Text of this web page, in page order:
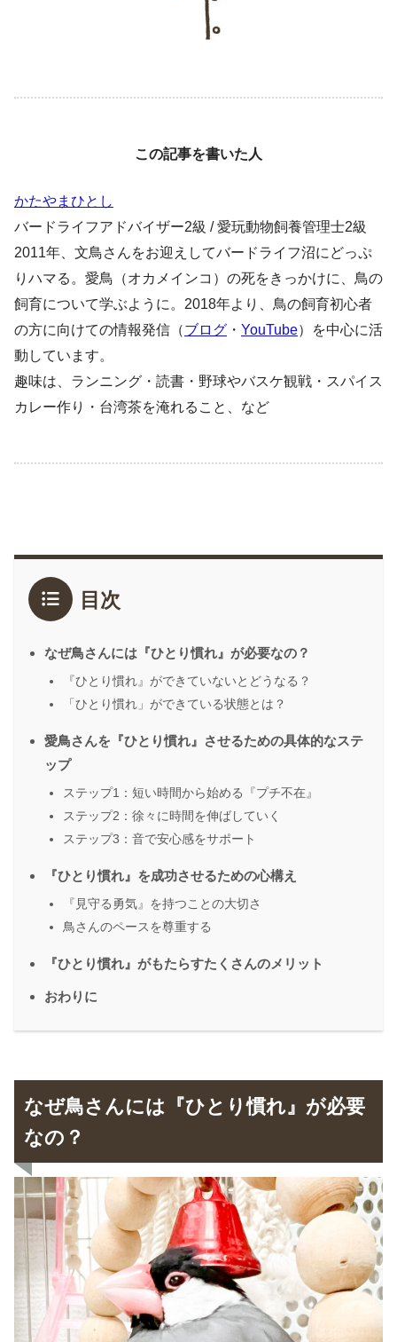
この記事を書いた人
かたやまひとし
バードライフアドバイザー2級 / 愛玩動物飼養管理士2級
2011年、文鳥さんをお迎えしてバードライフ沼にどっぷ
りハマる。愛鳥（オカメインコ）の死をきっかけに、鳥の
飼育について学ぶように。2018年より、鳥の飼育初心者
の方に向けての情報発信（ブログ ・ YouTube）を中心に活
動しています。
趣味は、ランニング・読書・野球やバスケ観戦・スパイス
カレー作り・台湾茶を淹れること、など
目次
なぜ鳥さんには『ひとり慣れ』が必要なの？
『ひとり慣れ』ができていないとどうなる？
「ひとり慣れ」ができている状態とは？
愛鳥さんを『ひとり慣れ』させるための具体的なステ
ップ
ステップ1：短い時間から始める『プチ不在』
ステップ2：徐々に時間を伸ばしていく
ステップ3：音で安心感をサポート
『ひとり慣れ』を成功させるための心構え
『見守る勇気』を持つことの大切さ
鳥さんのペースを尊重する
『ひとり慣れ』がもたらすたくさんのメリット
おわりに
なぜ鳥さんには『ひとり慣れ』が必要
なの？